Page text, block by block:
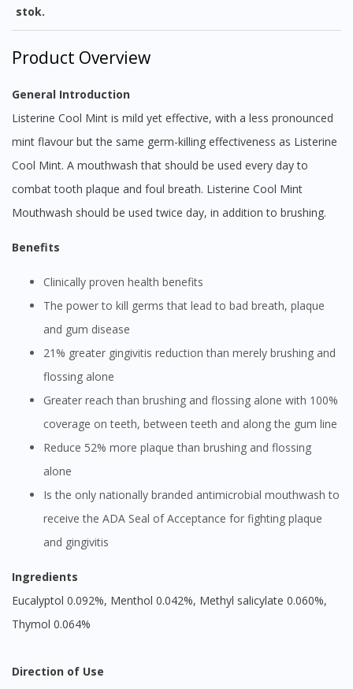
stok.
Product Overview
General Introduction
Listerine Cool Mint is mild yet effective, with a less pronounced
mint flavour but the same germ-killing effectiveness as Listerine
Cool Mint. A mouthwash that should be used every day to
combat tooth plaque and foul breath. Listerine Cool Mint
Mouthwash should be used twice day, in addition to brushing.
Benefits
Clinically proven health benefits
The power to kill germs that lead to bad breath, plaque
and gum disease
21% greater gingivitis reduction than merely brushing and
flossing alone
Greater reach than brushing and flossing alone with 100%
coverage on teeth, between teeth and along the gum line
Reduce 52% more plaque than brushing and flossing
alone
Is the only nationally branded antimicrobial mouthwash to
receive the ADA Seal of Acceptance for fighting plaque
and gingivitis
Ingredients
Eucalyptol 0.092%, Menthol 0.042%, Methyl salicylate 0.060%,
Thymol 0.064%
Direction of Use